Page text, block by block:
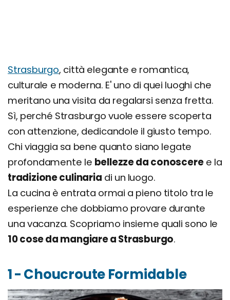
Strasburgo, città elegante e romantica,
culturale e moderna. E' uno di quei luoghi che
meritano una visita da regalarsi senza fretta.
Sì, perché Strasburgo vuole essere scoperta
con attenzione, dedicandole il giusto tempo.
Chi viaggia sa bene quanto siano legate
profondamente le bellezze da conosceree la
tradizione culinaria di un luogo.
La cucina è entrata ormai a pieno titolo tra le
esperienze che dobbiamo provare durante
una vacanza. Scopriamo insieme quali sono le
10 cose da mangiare a Strasburgo.
1 - Choucroute Formidable